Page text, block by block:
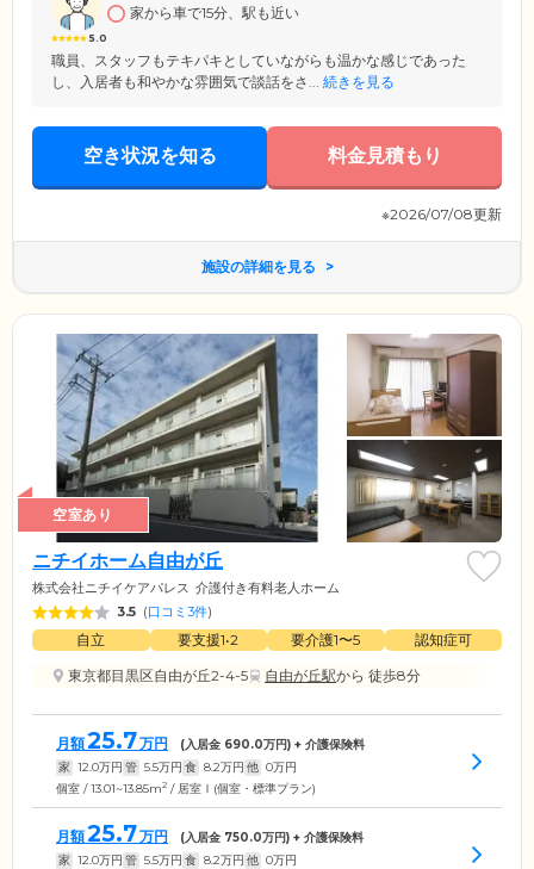
5.0
家から車で15分、駅も近い
職員、スタッフもテキパキとしていながらも温かな感じであった
し、入居者も和やかな雰囲気で談話をさ... 続きを見る
空き状況を知る 料金見積もり
※2026/07/08更新
施設の詳細を見る
空室あり
ニチイホーム自由が丘
株式会社ニチイケアパレス 介護付き有料老人ホーム
3.5 (口コミ3件)
自立 要支援1•2 要介護1〜5
認知症可
東京都目黒区自由が丘2-4-5
自由が丘駅から 徒歩8分
月額25.7万円 (入居金 690.0万円) + 介護保険料
家 12.0万円 管 5.5万円 食 8.2万円 他 0万円
個室 / 13.01~13.85m2 / 居室Ⅰ(個室・標準プラン)
月額25.7万円 (入居金 750.0万円) + 介護保険料
家 12.0万円 管 5.5万円 食 8.2万円 他 0万円